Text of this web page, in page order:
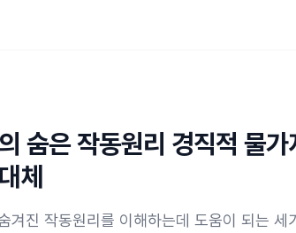
숨은 작동원리 경직적 물가
체
겨진 작동원리를 이해하는데 도움이 되는 세